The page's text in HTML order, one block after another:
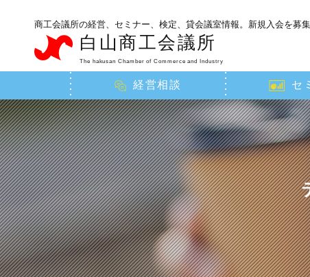
商工会議所の経営、セミナー、検定、貸会議室情報。新規入会を募集
白山商工会議所
The hakusan Chamber of Commerce and Industry
経営相談 セ